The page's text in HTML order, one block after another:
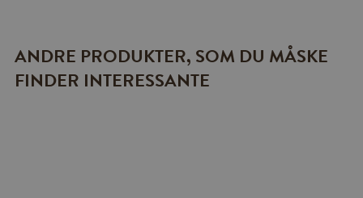
ANDRE PRODUKTER, SOM DU MÅSKE
FINDER INTERESSANTE